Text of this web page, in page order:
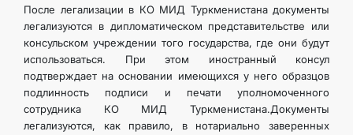
После легализации в КО МИД Туркменистана документы
легализуются в дипломатическом представительстве или
консульском учреждении того государства, где они будут
использоваться. При этом иностранный консул
подтверждает на основании имеющихся у него образцов
подлинность подписи и печати уполномоченного
сотрудника КО МИД Туркменистана.Документы
легализуются, как правило, в нотариально заверенных